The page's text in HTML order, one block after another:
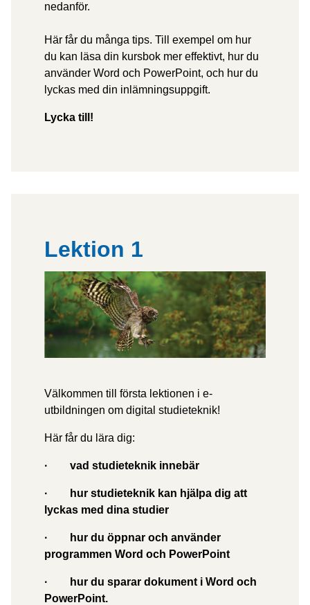
nedanför.
Här får du många tips. Till exempel om hur
du kan läsa din kursbok mer effektivt, hur du
använder Word och PowerPoint, och hur du
lyckas med din inlämningsuppgift.
Lycka till!
Lektion 1
Välkommen till första lektionen i e-
utbildningen om digital studieteknik!
Här får du lära dig:
· vad studieteknik innebär
·
hur studieteknik kan hjälpa dig att
lyckas med dina studier
·
hur du öppnar och använder
programmen Word och PowerPoint
·
hur du sparar dokument i Word och
PowerPoint.